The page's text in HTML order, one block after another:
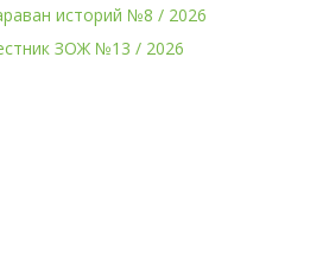
историй №8 / 2026
ЗОЖ №13 / 2026